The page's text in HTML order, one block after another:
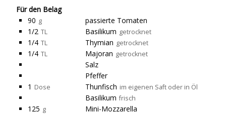
Für den Belag
90 g
passierte Tomaten
1/2 TL Basilikum getrocknet
1/4 TL Thymian getrocknet
1/4 TL Majoran getrocknet
Salz
Pfeffer
1 Dose Thunfisch im eigenen Saft oder in Öl
Basilikum frisch
125 g
Mini-Mozzarella